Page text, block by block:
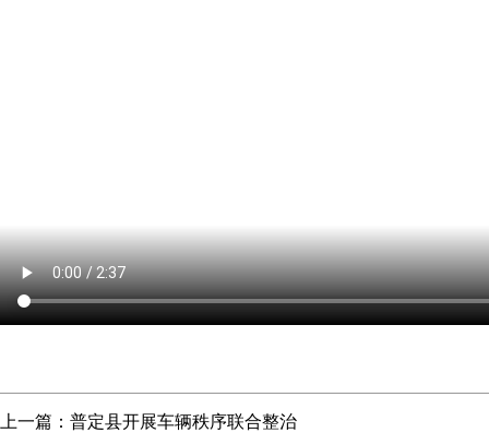
上一篇： 普定县开展车辆秩序联合整治